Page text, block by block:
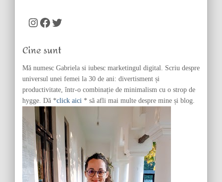
o
Instagram Facebook Twitter
Cine sunt
Mă numesc Gabriela si iubesc marketingul digital. Scriu despre
universul unei femei la 30 de ani: divertisment și
productivitate, într-o combinație de minimalism cu o strop de
hygge. Dă *click aici * să afli mai multe despre mine și blog.